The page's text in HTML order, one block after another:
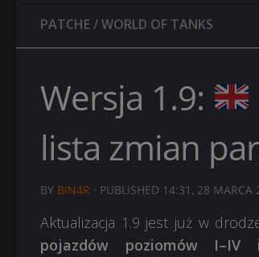
PATCHE/WORLD OF TANKS
Wersja 1.9:
lista zmian
BY BIN4R · PUBLISHED 14:31, 28 MARCA
Aktualizacja 1.9 jest już w
pojazdów poziomów I–IV